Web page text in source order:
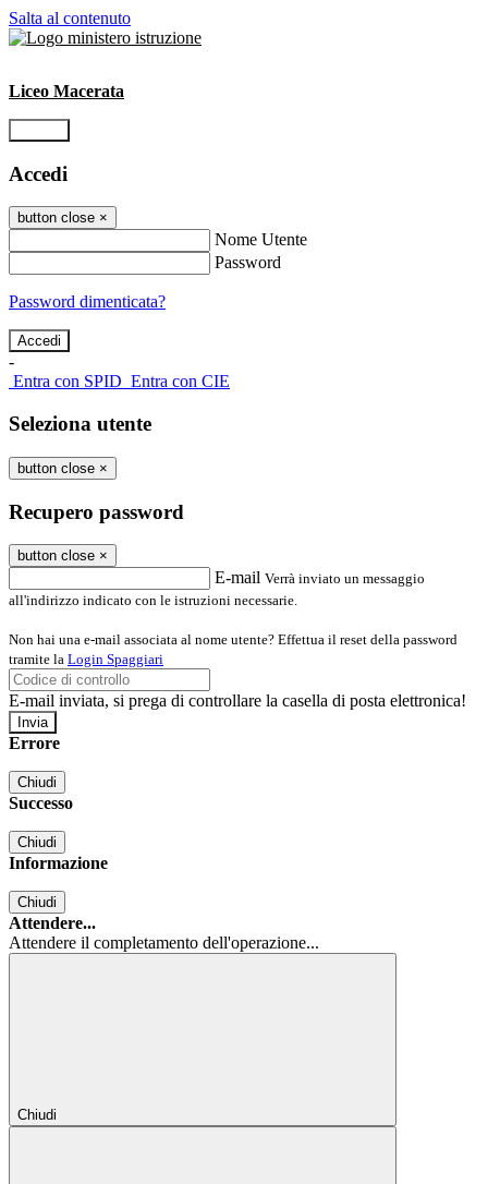
Salta al contenuto
Liceo Macerata
Accedi
button close ×
Nome Utente
Password
Password dimenticata?
-
Entra con SPID Entra con CIE
Seleziona utente
button close ×
Recupero password
button close ×
E-mail Verrà inviato un messaggio
all'indirizzo indicato con le istruzioni necessarie.
Non hai una e-mail associata al nome utente? Effettua il reset della password
tramite la Login Spaggiari
E-mail inviata, si prega di controllare la casella di posta elettronica!
Errore
Chiudi
Successo
Chiudi
Informazione
Chiudi
Attendere...
Attendere il completamento dell'operazione...
Chiudi